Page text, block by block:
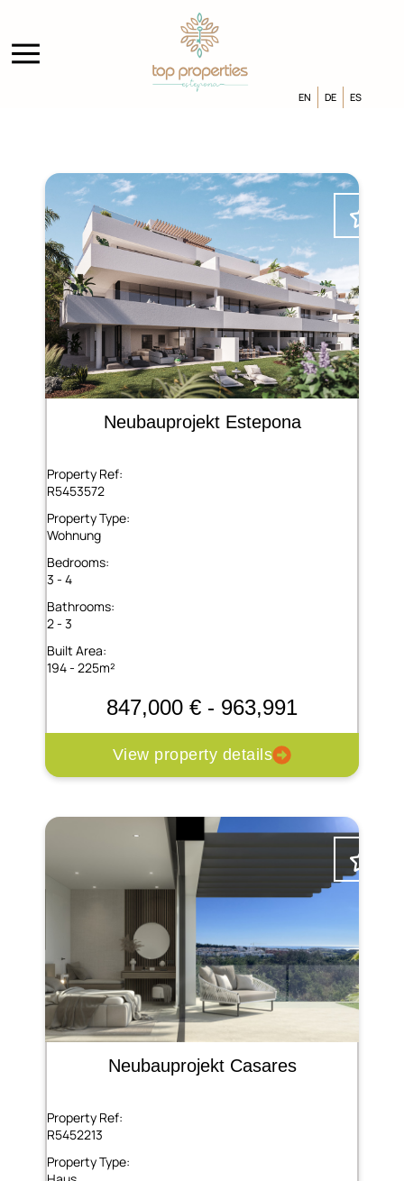
EN DE ES
Neubauprojekt Estepona
Property Ref:
R5453572
Property Type:
Wohnung
Bedrooms:
3 - 4
Bathrooms:
2 - 3
Built Area:
194 - 225m²
847,000 € - 963,991
View property details
Neubauprojekt Casares
Property Ref:
R5452213
Property Type: